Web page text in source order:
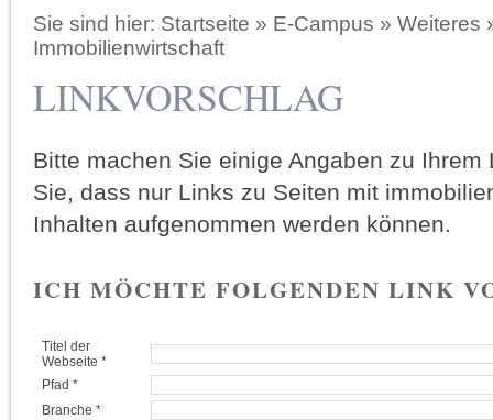
Sie sind hier: Startseite » E-Campus » Weiteres
Immobilienwirtschaft
LINKVORSCHLAG
Bitte machen Sie einige Angaben zu
Sie, dass nur Links zu Seiten mit
Inhalten aufgenommen werden können.
ICH MÖCHTE FOLGENDEN LINK
Titel der
Webseite *
Pfad *
Branche *